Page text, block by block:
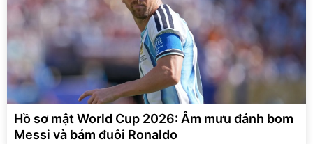
Hồ sơ mật World Cup 2026: Âm mưu đánh bom
Messi và bám đuôi Ronaldo